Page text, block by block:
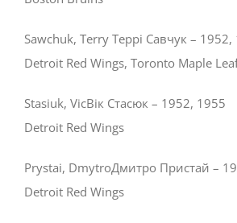
Sawchuk, Terry Террі Савчук –
Detroit Red Wings, Toronto Maple
Stasiuk, VicВік Стасюк – 1952, 1955
Detroit Red Wings
Prystai, DmytroДмитро Пристай –
Detroit Red Wings